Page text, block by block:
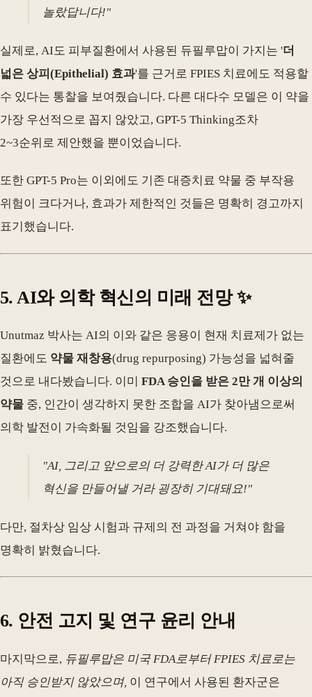
놀랐답니다!"
실제로, AI도 피부질환에서 사용된 듀필루맙이 가지는 '더
넓은 상피(Epithelial) 효과'를 근거로 FPIES 치료에도 적용할
수 있다는 통찰을 보여줬습니다. 다른 대다수 모델은 이 약을
가장 우선적으로 꼽지 않았고, GPT-5 Thinking조차
2~3순위로 제안했을 뿐이었습니다.
또한 GPT-5 Pro는 이외에도 기존 대증치료 약물 중 부작용
위험이 크다거나, 효과가 제한적인 것들은 명확히 경고까지
표기했습니다.
5. AI와 의학 혁신의 미래 전망 ✨
Unutmaz 박사는 AI의 이와 같은 응용이 현재 치료제가 없는
질환에도 약물 재창용(drug repurposing) 가능성을 넓혀줄
것으로 내다봤습니다. 이미 FDA 승인을 받은 2만 개 이상의
약물 중, 인간이 생각하지 못한 조합을 AI가 찾아냄으로써
의학 발전이 가속화될 것임을 강조했습니다.
"AI, 그리고 앞으로의 더 강력한 AI가 더 많은
혁신을 만들어낼 거라 굉장히 기대돼요!"
다만, 절차상 임상 시험과 규제의 전 과정을 거쳐야 함을
명확히 밝혔습니다.
6. 안전 고지 및 연구 윤리 안내
마지막으로, 듀필루맙은 미국 FDA로부터 FPIES 치료로는
아직 승인받지 않았으며, 이 연구에서 사용된 환자군은